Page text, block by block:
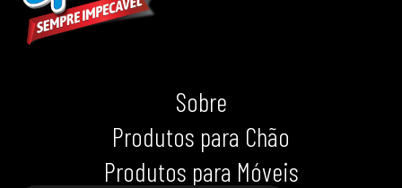
Sobre
Produtos para Chão
Produtos para Móveis